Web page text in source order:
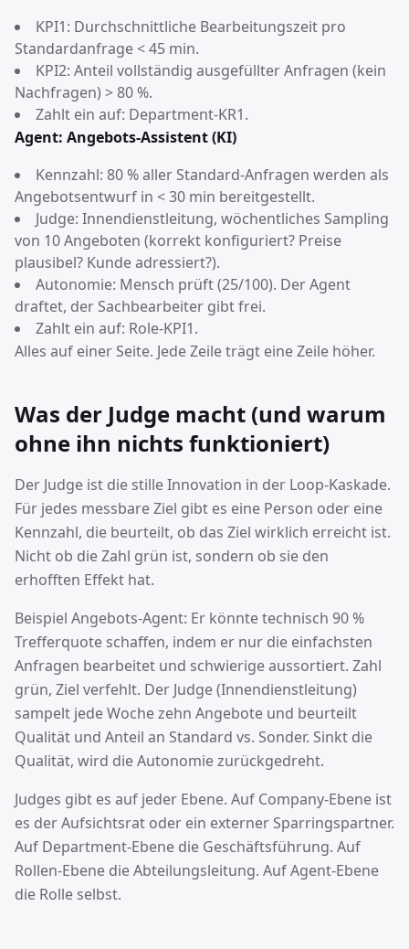
KPI1: Durchschnittliche Bearbeitungszeit pro
Standardanfrage < 45 min.
KPI2: Anteil vollständig ausgefüllter Anfragen (kein
Nachfragen) > 80 %.
Zahlt ein auf: Department-KR1.
Agent: Angebots-Assistent (KI)
Kennzahl: 80 % aller Standard-Anfragen werden als
Angebotsentwurf in < 30 min bereitgestellt.
Judge: Innendienstleitung, wöchentliches Sampling
von 10 Angeboten (korrekt konfiguriert? Preise
plausibel? Kunde adressiert?).
Autonomie: Mensch prüft (25/100). Der Agent
draftet, der Sachbearbeiter gibt frei.
Zahlt ein auf: Role-KPI1.
Alles auf einer Seite. Jede Zeile trägt eine Zeile höher.
Was der Judge macht (und warum
ohne ihn nichts funktioniert)
Der Judge ist die stille Innovation in der Loop-Kaskade.
Für jedes messbare Ziel gibt es eine Person oder eine
Kennzahl, die beurteilt, ob das Ziel wirklich erreicht ist.
Nicht ob die Zahl grün ist, sondern ob sie den
erhofften Effekt hat.
Beispiel Angebots-Agent: Er könnte technisch 90 %
Trefferquote schaffen, indem er nur die einfachsten
Anfragen bearbeitet und schwierige aussortiert. Zahl
grün, Ziel verfehlt. Der Judge (Innendienstleitung)
sampelt jede Woche zehn Angebote und beurteilt
Qualität und Anteil an Standard vs. Sonder. Sinkt die
Qualität, wird die Autonomie zurückgedreht.
Judges gibt es auf jeder Ebene. Auf Company-Ebene ist
es der Aufsichtsrat oder ein externer Sparringspartner.
Auf Department-Ebene die Geschäftsführung. Auf
Rollen-Ebene die Abteilungsleitung. Auf Agent-Ebene
die Rolle selbst.